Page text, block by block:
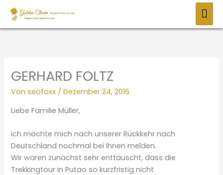
Zum
Inhalt
springen
GERHARD FOLTZ
Vonseofoxx /Dezember 24, 2016
Liebe Familie Müller,
ich möchte mich nach unserer Rückkehr nach
Deutschland nochmal bei Ihnen melden.
Wir waren zunächst sehr enttäuscht, dass die
Trekkingtour in Putao so kurzfristig nicht